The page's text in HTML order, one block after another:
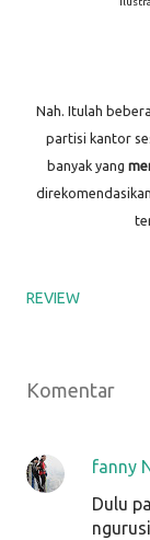
Nah. Itulah
partisi kantor
banyak yang
REVIEW
Komentar
fanny
Dulu